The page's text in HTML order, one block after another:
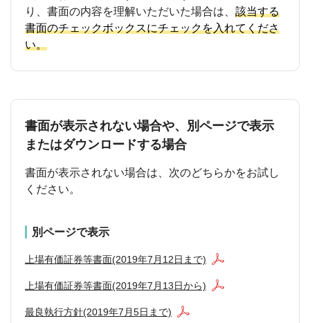
り、書面の内容を理解いただいた場合は、 該当する
書面のチェックボックスにチェックを入れてくださ
い。
書面が表示されない場合や、別ページで表示
またはダウンロードする場合
書面が表示されない場合は、次のどちらかをお試し
ください。
別ページで表示
上場有価証券等書面(2019年7月12日まで)
上場有価証券等書面(2019年7月13日から)
最良執行方針(2019年7月5日まで)